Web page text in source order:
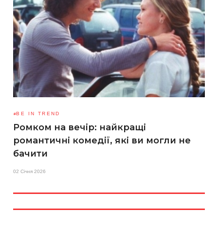
BE IN TREND
Ромком на вечір: найкращі
романтичні комедії, які ви могли не
бачити
02 Січня 2026